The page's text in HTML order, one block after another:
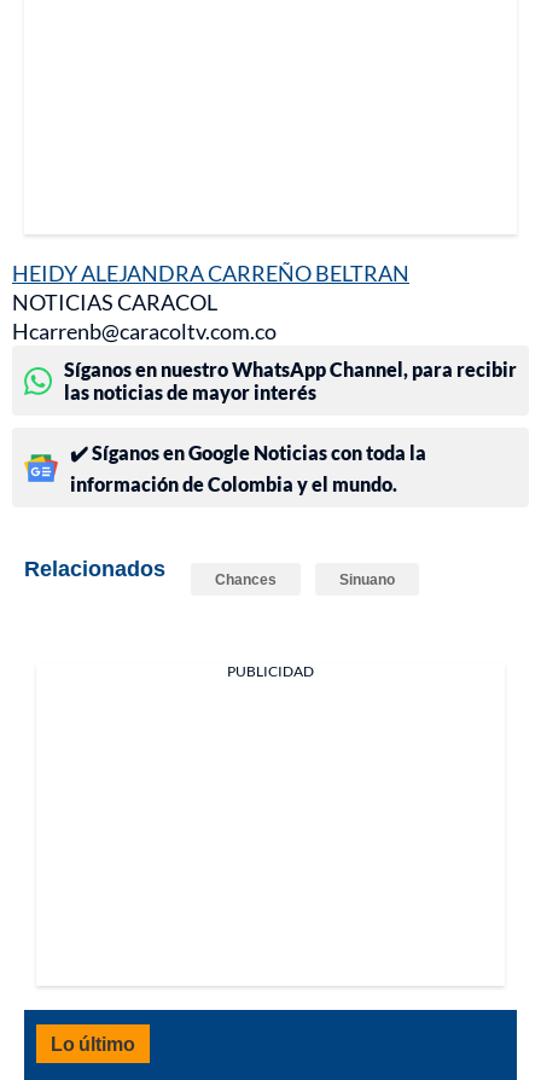
HEIDY ALEJANDRA CARREÑO BELTRAN
NOTICIAS CARACOL
Hcarrenb@caracoltv.com.co
Síganos en nuestro WhatsApp Channel, para recibir
las noticias de mayor interés
✔️ Síganos en Google Noticias con toda la
información de Colombia y el mundo.
Relacionados Chances Sinuano
PUBLICIDAD
Lo último